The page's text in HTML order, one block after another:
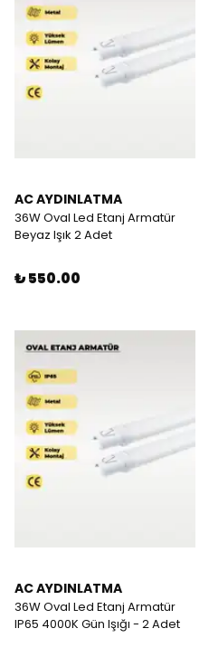
AC AYDINLATMA
36W Oval Led Etanj Armatür
Beyaz Işık 2 Adet
₺ 550.00
AC AYDINLATMA
36W Oval Led Etanj Armatür
IP65 4000K Gün Işığı - 2 Adet